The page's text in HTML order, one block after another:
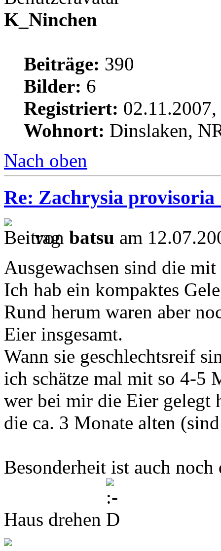
K_Ninchen
Beiträge: 390
Bilder: 6
Registriert:
Wohnort: Dinslaken,
Nach oben
Re: Zachrysia
von batsu am
Ausgewachsen sind die mit
Ich hab ein kompaktes
Rund herum waren aber
Eier insgesamt.
Wann sie geschlechtsreif
ich schätze mal mit so 4-5
wer bei mir die Eier gelegt
die ca. 3 Monate alten
Besonderheit ist auch
Haus drehen